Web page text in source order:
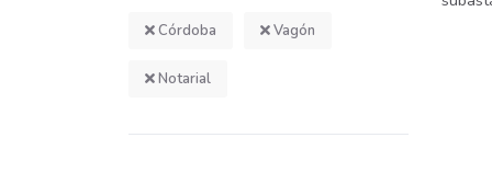
Córdoba Vagón
Notarial